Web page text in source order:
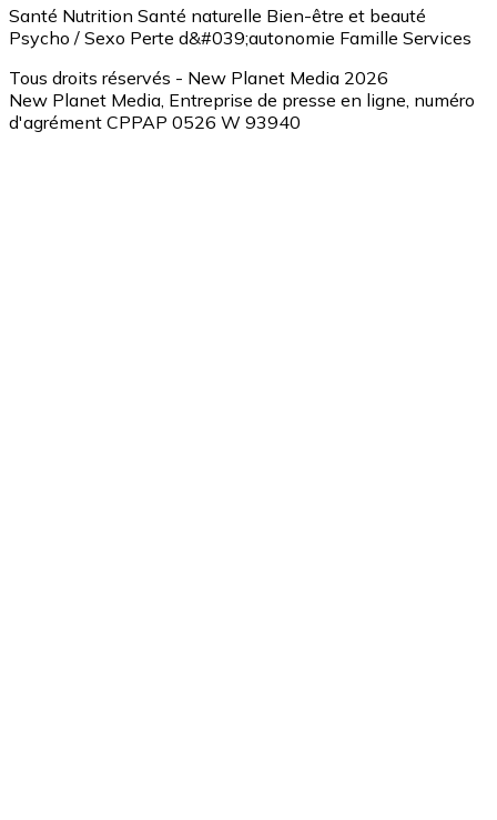
Santé Nutrition Santé naturelle Bien-être et beauté
Psycho / Sexo Perte d&#039;autonomie Famille Services
Tous droits réservés - New Planet Media 2026
New Planet Media, Entreprise de presse en ligne, numéro
d'agrément CPPAP 0526 W 93940